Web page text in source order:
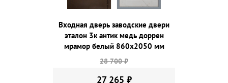
Входная дверь заводские двери
эталон 3к антик медь доррен
мрамор белый 860х2050 мм
28 700 ₽
27 265 ₽